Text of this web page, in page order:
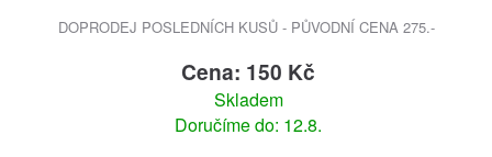
DOPRODEJ POSLEDNÍCH KUSŮ - PŮVODNÍ CENA 275.-
Cena: 150 Kč
Skladem
Doručíme do: 12.8.